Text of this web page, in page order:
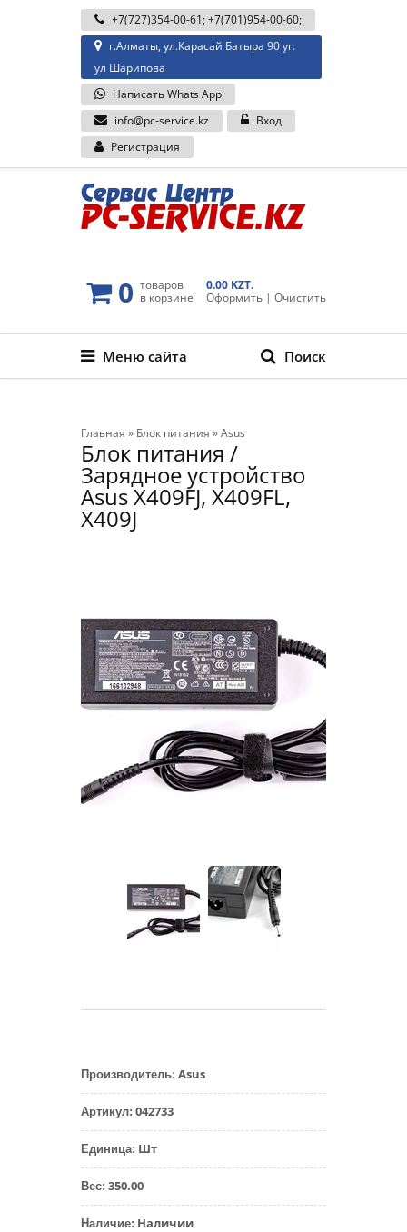
+7(727)354-00-61;+7(701)954-00-60;
г.Алматы, ул.Карасай Батыра 90 уг.
ул Шарипова
Написать Whats App
info@pc-service.kz
Вход
Регистрация
0 товаров
в корзине
0.00 KZT.
Оформить | Очистить
Меню сайта Поиск
Главная » Блок питания »Asus
Блок питания /
Зарядное устройство
Asus X409FJ, X409FL,
X409J
Производитель: Asus
Артикул: 042733
Единица: Шт
Вес: 350.00
Наличие: Наличии